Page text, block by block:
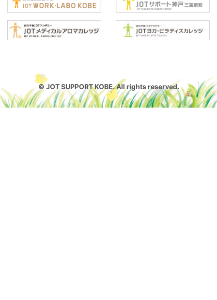
© JOT SUPPORT KOBE. All rights reserved.